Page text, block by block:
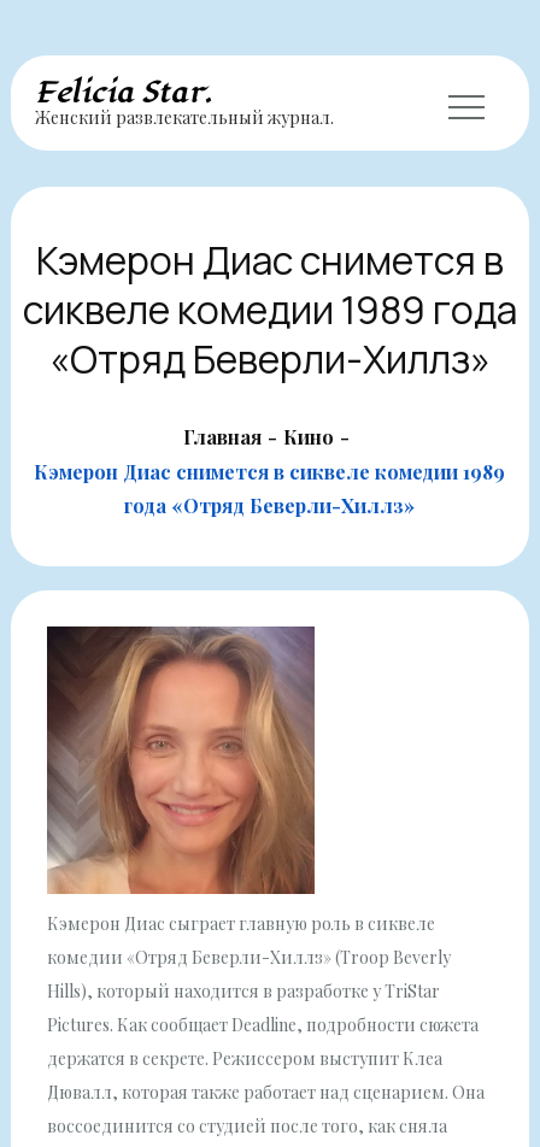
Перейти
содержимому
Felicia Star.
Женский развлекательный журнал.
Кэмерон Диас снимется в
сиквеле комедии 1989 года
«Отряд Беверли-Хиллз»
Главная
Кино
Кэмерон Диас снимется в сиквеле комедии 1989
года «Отряд Беверли-Хиллз»
Кэмерон Диас сыграет главную роль в сиквеле
комедии «Отряд Беверли-Хиллз» (Troop Beverly
Hills), который находится в разработке у TriStar
Pictures. Как сообщает Deadline, подробности сюжета
держатся в секрете. Режиссером выступит Клеа
Дювалл, которая также работает над сценарием. Она
воссоединится со студией после того, как сняла